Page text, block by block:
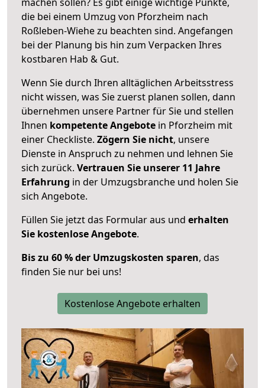
die bei einem Umzug von Pforzheim nach
Roßleben-Wiehe zu beachten sind. Angefangen
bei der Planung bis hin zum Verpacken Ihres
kostbaren Hab & Gut.
Wenn Sie durch Ihren alltäglichen Arbeitsstress
nicht wissen, was Sie zuerst planen sollen, dann
übernehmen unsere Partner für Sie und stellen
Ihnen kompetente Angebote in Pforzheim mit
einer Checkliste. Zögern Sie nicht, unsere
Dienste in Anspruch zu nehmen und lehnen Sie
sich zurück. Vertrauen Sie unserer 11 Jahre
Erfahrung in der Umzugsbranche und holen Sie
sich Angebote.
Füllen Sie jetzt das Formular aus und erhalten
Sie kostenlose Angebote.
Bis zu 60 % der Umzugskosten sparen, das
finden Sie nur bei uns!
Kostenlose Angebote erhalten